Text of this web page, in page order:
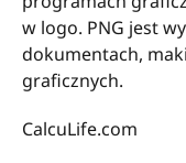
w logo. PNG jest
dokumentach,
graficznych.
CalcuLife.com